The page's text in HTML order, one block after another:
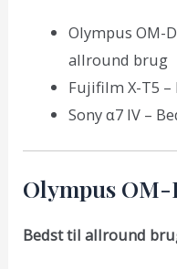
Olympus OM-
allround brug
Fujifilm X-T5
Sony α7 IV –
Olympus
Bedst til allround